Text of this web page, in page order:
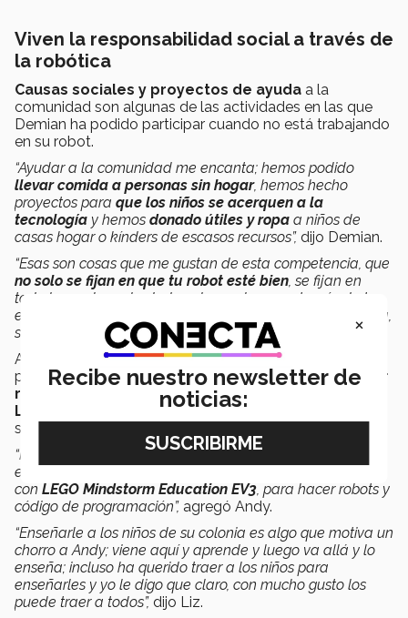
Viven la responsabilidad social a través de
la robótica
Causas sociales y proyectos de ayuda a la
comunidad son algunas de las actividades en las que
Demian ha podido participar cuando no está trabajando
en su robot.
“Ayudar a la comunidad me encanta; hemos podido
llevar comida a personas sin hogar, hemos hecho
proyectos para que los niños se acerquen a la
tecnología y hemos donado útiles y ropa a niños de
casas hogar o kínders de escasos recursos”, dijo Demian.
“Esas son cosas que me gustan de esta competencia, que
no solo se fijan en que tu robot esté bien , se fijan en
todo lo que hay alrededor y lo que haces a través de tu
equipo; para mí Forza ha sido una experiencia muy bonita,
son para mi como una familia”,agregó .
Andy descubrió su pasión por la robótica cuando era
pequeña; su interés pordesarrollar circuitos y armar
robots
la llevó a conocer unpaquete educativo de
LEGO
con el cual ahora transmite sus conocimientos
sobre tecnología a niños y jóvenes.
“Hoy en día
soy maestra, de hecho fundé mi propia
empresa en la cual enseño a niños y a preadolescentes
con LEGO Mindstorm Education EV3 , para hacer robots y
código de programación”, agregó Andy.
“Enseñarle a los niños de su colonia es algo que motiva un
chorro a Andy; viene aquí y aprende y luego va allá y lo
enseña; incluso ha querido traer a los niños para
enseñarles y yo le digo que claro, con mucho gusto los
puede traer a todos”, dijo Liz.
×
Recibe nuestro newsletter de
noticias: